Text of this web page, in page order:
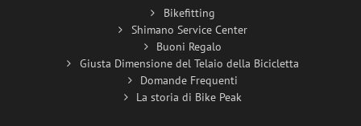
Bikefitting
Shimano Service Center
Buoni Regalo
Giusta Dimensione del Telaio della Bicicletta
Domande Frequenti
La storia di Bike Peak